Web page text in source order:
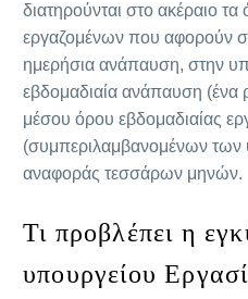
διατηρούνται στο ακέραιο
εργαζομένων που αφορούν
ημερήσια ανάπαυση, στην
εβδομαδιαία ανάπαυση (ένα
μέσου όρου εβδομαδιαίας
(συμπεριλαμβανομένων
αναφοράς τεσσάρων μηνών.
Τι προβλέπει η
υπουργείου